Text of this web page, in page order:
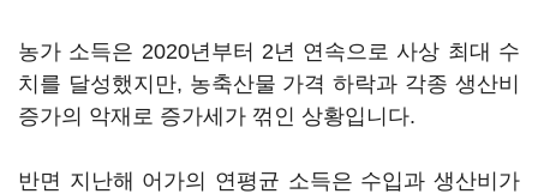
농가 소득은 2020년부터 2년 연속으로 사상 최대 수
치를 달성했지만, 농축산물 가격 하락과 각종 생산비
증가의 악재로 증가세가 꺾인 상황입니다.
반면 지난해 어가의 연평균 소득은 수입과 생산비가